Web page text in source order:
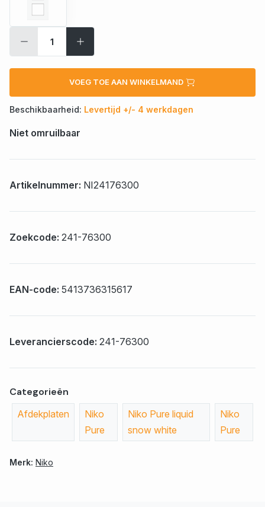
VOEG TOE AAN WINKELMAND
Beschikbaarheid: Levertijd +/- 4 werkdagen
Niet omruilbaar
Artikelnummer: NI24176300
Zoekcode: 241-76300
EAN-code: 5413736315617
Leverancierscode: 241-76300
Categorieën
Afdekplaten
Niko
Pure
Niko Pure liquid
snow white
Niko
Pure
Merk: Niko